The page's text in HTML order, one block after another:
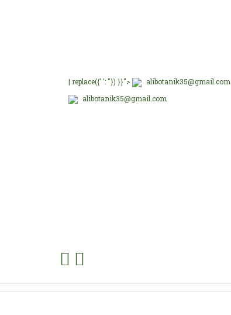
| replace({' ': ''}) }}">
alibotanik35@gmail.com
alibotanik35@gmail.com